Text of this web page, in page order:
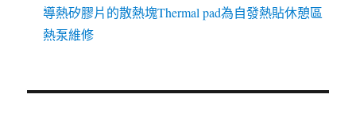
導熱矽膠片的散熱塊Thermal pad為自發熱貼休憩區
熱泵維修